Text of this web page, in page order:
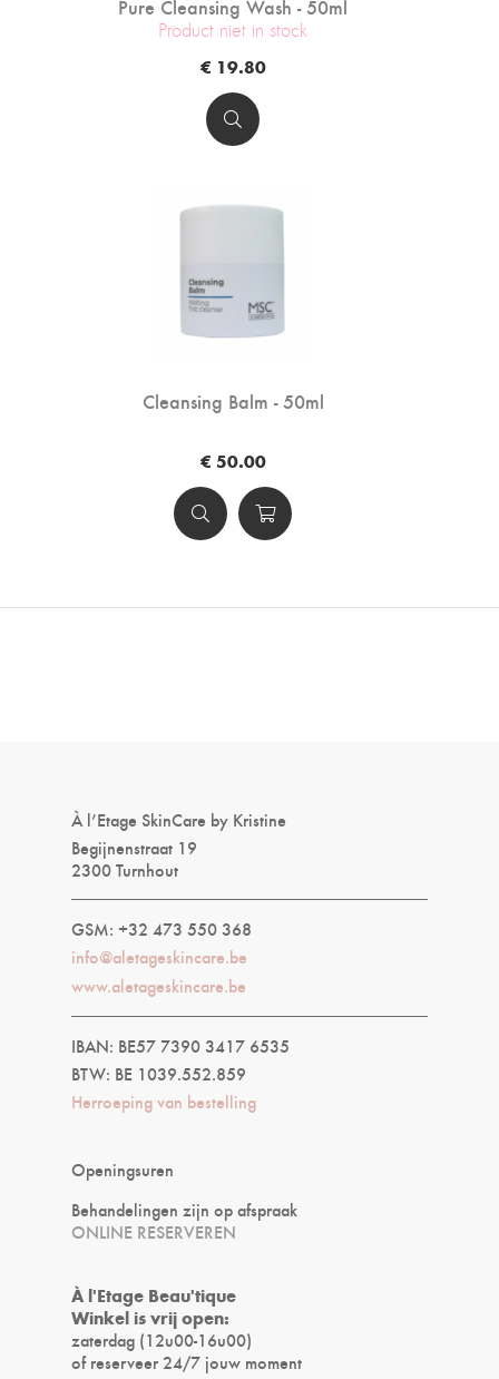
Pure Cleansing Wash - 50ml
€ 19.80
Product niet in stock
Cleansing Balm - 50ml
€ 50.00
À l’Etage SkinCare by Kristine
Begijnenstraat 19
2300 Turnhout
GSM: +32 473 550 368
info@aletageskincare.be
www.aletageskincare.be
IBAN: BE57 7390 3417 6535
BTW: BE 1039.552.859
Herroeping van bestelling
Openingsuren
Behandelingen zijn op afspraak
ONLINE RESERVEREN
À l'Etage Beau'tique
Winkel is vrij open:
zaterdag (12u00-16u00)
of reserveer 24/7 jouw moment